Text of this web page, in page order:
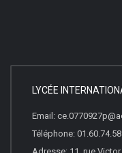
LYCÉE
Email:
Téléphone: